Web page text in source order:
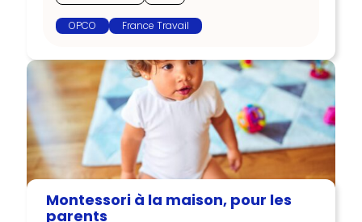
OPCO France Travail
Montessori à la maison, pour les
parents